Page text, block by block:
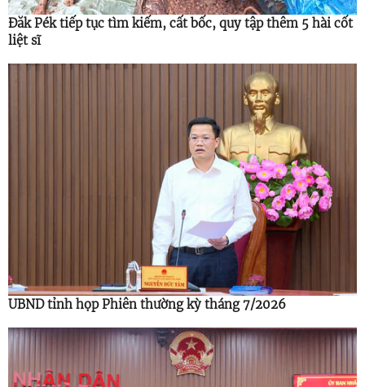
Đăk Pék tiếp tục tìm kiếm, cất bốc, quy tập thêm 5 hài cốt
liệt sĩ
UBND tỉnh họp Phiên thường kỳ tháng 7/2026